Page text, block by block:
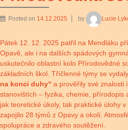
Posted on 14.12.2025 by Lucie
Pátek 12. 12. 2025 patřil na Mendláku
Opavě, ale i na dalších spádových
uskutečnilo oblastní kolo Přírodovědné
základních škol. Tříčlenné týmy se
na konci duhy“ a prověřily své znalosti
stanovištích – fyzika, chemie, přírodopis
jak teoretické úkoly, tak praktické úlohy
zapojilo 28 týmů z Opavy a okolí.
spolupráce a zdravého soutěžení.